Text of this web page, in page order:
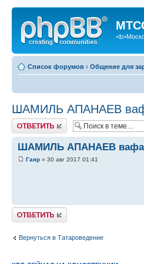
Список форумов ‹ Общение для
ШАМИЛЬ АПАНАЕВ
Ответить
ШАМИЛЬ АПАНАЕВ
Гаяр » 30 авг 2017 01:41
Ответить
Вернуться в Татароведение